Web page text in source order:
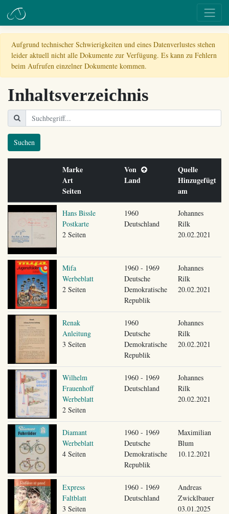
Aufgrund technischer Schwierigkeiten und eines Datenverlustes stehen
leider aktuell nicht alle Dokumente zur Verfügung. Es kann zu Fehlern
beim Aufrufen einzelner Dokumente kommen.
Inhaltsverzeichnis
Suchen
Marke
Art
Seiten
Von
Land
Quelle
Hinzugefügt
am
Hans Bissle
Postkarte
2 Seiten
1960
Deutschland
Johannes
Rilk
20.02.2021
Mifa
Werbeblatt
2 Seiten
1960 - 1969
Deutsche
Demokratische
Republik
Johannes
Rilk
20.02.2021
Renak
Anleitung
3 Seiten
1960
Deutsche
Demokratische
Republik
Johannes
Rilk
20.02.2021
Wilhelm
Frauenhoff
Werbeblatt
2 Seiten
1960 - 1969
Deutschland
Johannes
Rilk
20.02.2021
Diamant
Werbeblatt
4 Seiten
1960 - 1969
Deutsche
Demokratische
Republik
Maximilian
Blum
10.12.2021
Express
Faltblatt
3 Seiten
1960 - 1969
Deutschland
Andreas
Zwicklbauer
03.01.2025